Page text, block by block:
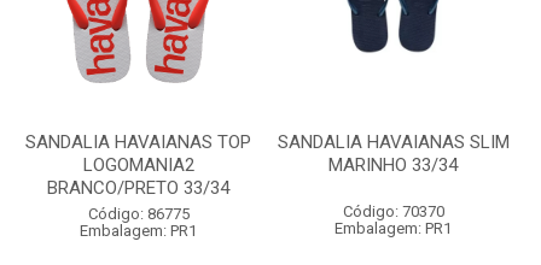
SANDALIA HAVAIANAS TOP
LOGOMANIA2
BRANCO/PRETO 33/34
Código: 86775
Embalagem: PR1
SANDALIA HAVAIANAS SLIM
MARINHO 33/34
Código: 70370
Embalagem: PR1